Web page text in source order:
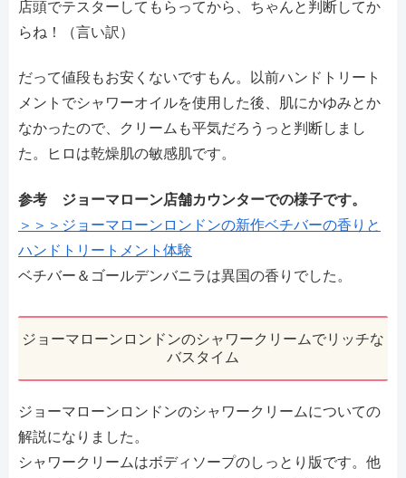
店頭でテスターしてもらってから、ちゃんと判断してか
らね！（言い訳）
だって値段もお安くないですもん。以前ハンドトリート
メントでシャワーオイルを使用した後、肌にかゆみとか
なかったので、クリームも平気だろうっと判断しまし
た。ヒロは乾燥肌の敏感肌です。
参考 ジョーマローン店舗カウンターでの様子です。
＞＞＞ジョーマローンロンドンの新作ベチバーの香りと
ハンドトリートメント体験
ベチバー＆ゴールデンバニラは異国の香りでした。
ジョーマローンロンドンのシャワークリームでリッチな
バスタイム
ジョーマローンロンドンのシャワークリームについての
解説になりました。
シャワークリームはボディソープのしっとり版です。他